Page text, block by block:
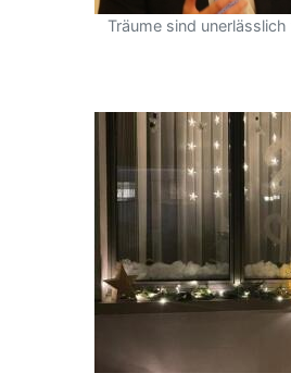
Träume sind